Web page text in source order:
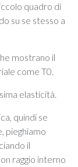
quadro di
su se stesso a
mostrano il
come T0.
elasticità.
quindi se
pieghiamo
il
raggio interno